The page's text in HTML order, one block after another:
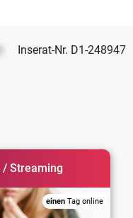
Inserat-Nr. D1-248947
/ Streaming
einen Tag online